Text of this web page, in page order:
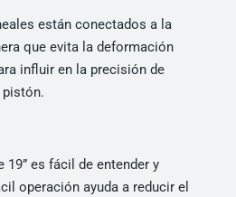
están conectados a la
que evita la deformación
influir en la precisión de
19” es fácil de entender y
operación ayuda a reducir el